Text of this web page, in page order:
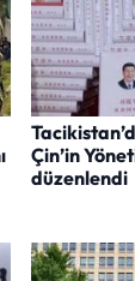
Çin’in
düzenlendi